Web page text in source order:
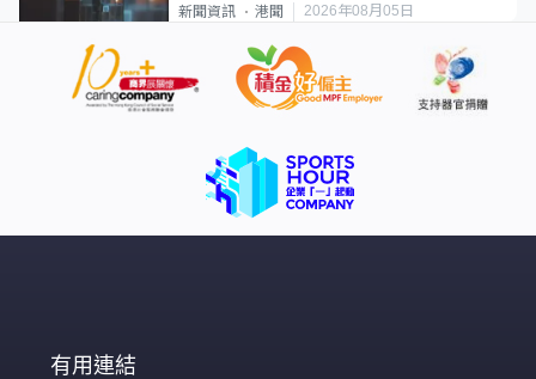
新聞資訊 港聞 2026年08月05日
有用連結